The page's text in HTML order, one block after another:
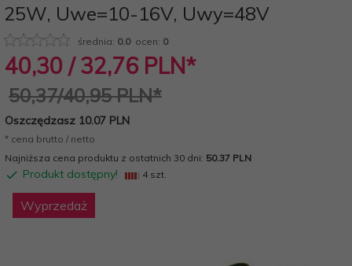
25W, Uwe=10-16V, Uwy=48V
średnia: 0.0ocen: 0
40,30 / 32,76 PLN*
50,37/40,95 PLN*
Oszczędzasz 10.07 PLN
* cena brutto / netto
Najniższa cena produktu z ostatnich 30 dni: 50.37 PLN
Produkt dostępny! 4 szt.
Wyprzedaż